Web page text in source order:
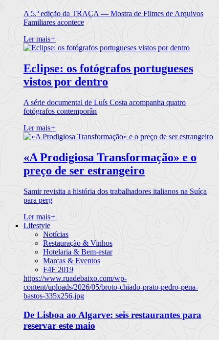
A 5.ª edição da TRAÇA — Mostra de Filmes de Arquivos
Familiares acontece
Ler mais+
Eclipse: os fotógrafos portugueses
vistos por dentro
A série documental de Luís Costa acompanha quatro
fotógrafos contemporân
Ler mais+
«A Prodigiosa Transformação» e o
preço de ser estrangeiro
Samir revisita a história dos trabalhadores italianos na Suíça
para perg
Ler mais+
Lifestyle
Notícias
Restauração & Vinhos
Hotelaria & Bem-estar
Marcas & Eventos
F4F 2019
https://www.ruadebaixo.com/wp-
content/uploads/2026/05/broto-chiado-prato-pedro-pena-
bastos-335x256.jpg
De Lisboa ao Algarve: seis restaurantes para
reservar este maio